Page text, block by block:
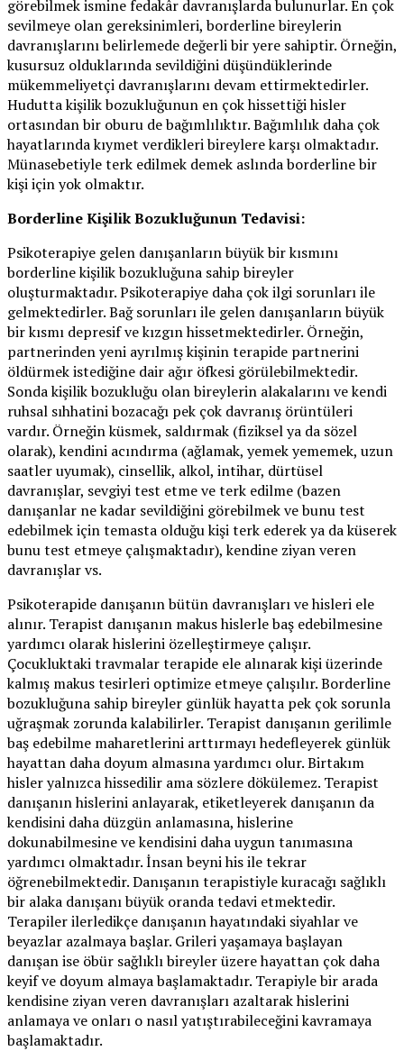
görebilmek ismine fedakâr davranışlarda bulunurlar. En çok
sevilmeye olan gereksinimleri, borderline bireylerin
davranışlarını belirlemede değerli bir yere sahiptir. Örneğin,
kusursuz olduklarında sevildiğini düşündüklerinde
mükemmeliyetçi davranışlarını devam ettirmektedirler.
Hudutta kişilik bozukluğunun en çok hissettiği hisler
ortasından bir oburu de bağımlılıktır. Bağımlılık daha çok
hayatlarında kıymet verdikleri bireylere karşı olmaktadır.
Münasebetiyle terk edilmek demek aslında borderline bir
kişi için yok olmaktır.
Borderline Kişilik Bozukluğunun Tedavisi:
Psikoterapiye gelen danışanların büyük bir kısmını
borderline kişilik bozukluğuna sahip bireyler
oluşturmaktadır. Psikoterapiye daha çok ilgi sorunları ile
gelmektedirler. Bağ sorunları ile gelen danışanların büyük
bir kısmı depresif ve kızgın hissetmektedirler. Örneğin,
partnerinden yeni ayrılmış kişinin terapide partnerini
öldürmek istediğine dair ağır öfkesi görülebilmektedir.
Sonda kişilik bozukluğu olan bireylerin alakalarını ve kendi
ruhsal sıhhatini bozacağı pek çok davranış örüntüleri
vardır. Örneğin küsmek, saldırmak (fiziksel ya da sözel
olarak), kendini acındırma (ağlamak, yemek yememek, uzun
saatler uyumak), cinsellik, alkol, intihar, dürtüsel
davranışlar, sevgiyi test etme ve terk edilme (bazen
danışanlar ne kadar sevildiğini görebilmek ve bunu test
edebilmek için temasta olduğu kişi terk ederek ya da küserek
bunu test etmeye çalışmaktadır), kendine ziyan veren
davranışlar vs.
Psikoterapide danışanın bütün davranışları ve hisleri ele
alınır. Terapist danışanın makus hislerle baş edebilmesine
yardımcı olarak hislerini özelleştirmeye çalışır.
Çocukluktaki travmalar terapide ele alınarak kişi üzerinde
kalmış makus tesirleri optimize etmeye çalışılır. Borderline
bozukluğuna sahip bireyler günlük hayatta pek çok sorunla
uğraşmak zorunda kalabilirler. Terapist danışanın gerilimle
baş edebilme maharetlerini arttırmayı hedefleyerek günlük
hayattan daha doyum almasına yardımcı olur. Birtakım
hisler yalnızca hissedilir ama sözlere dökülemez. Terapist
danışanın hislerini anlayarak, etiketleyerek danışanın da
kendisini daha düzgün anlamasına, hislerine
dokunabilmesine ve kendisini daha uygun tanımasına
yardımcı olmaktadır. İnsan beyni his ile tekrar
öğrenebilmektedir. Danışanın terapistiyle kuracağı sağlıklı
bir alaka danışanı büyük oranda tedavi etmektedir.
Terapiler ilerledikçe danışanın hayatındaki siyahlar ve
beyazlar azalmaya başlar. Grileri yaşamaya başlayan
danışan ise öbür sağlıklı bireyler üzere hayattan çok daha
keyif ve doyum almaya başlamaktadır. Terapiyle bir arada
kendisine ziyan veren davranışları azaltarak hislerini
anlamaya ve onları o nasıl yatıştırabileceğini kavramaya
başlamaktadır.